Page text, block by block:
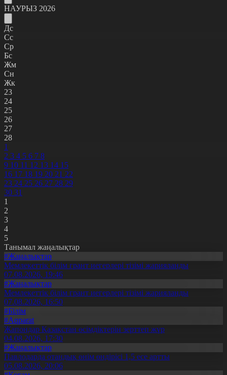
НАУРЫЗ 2026
Дс
Сс
Ср
Бс
Жм
Сн
Жк
23
24
25
26
27
28
1
2 3 4 5 6 7 8
9 10 11 12 13 14 15
16 17 18 19 20 21 22
23 24 25 26 27 28 29
30 31
1
2
3
4
5
Танымал жаңалықтар
#Жаңалықтар
Мемлекеттік білім грант иегерлері тізімі жарияланды
07.08.2026, 19:46
#Жаңалықтар
Мемлекеттік білім грант иегерлері тізімі жарияланды
07.08.2026, 16:50
#Білім
#Aqparat
Жапондар Қазақстан өсімдіктерін зерттеп жүр
04.08.2026, 17:30
#Жаңалықтар
Павлодарда отандық өнім өндірісі 1,5 есе артты
05.08.2026, 20:06